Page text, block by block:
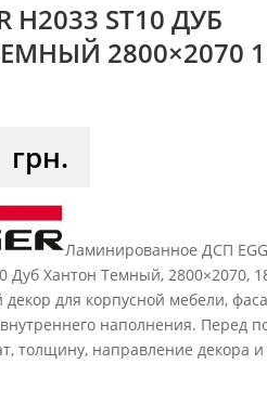
H2033 ST10 ДУБ
2800×2070
грн.
Ламинированное ДСП
Дуб Хантон Темный, 2800×2070,
для корпусной мебели,
наполнения. Перед
толщину, направление декора и